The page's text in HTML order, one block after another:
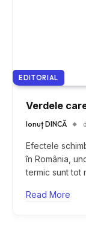
EDITORIAL
Verdele
Ionuț DINCĂ
Efectele
în România,
termic sunt tot
Read More